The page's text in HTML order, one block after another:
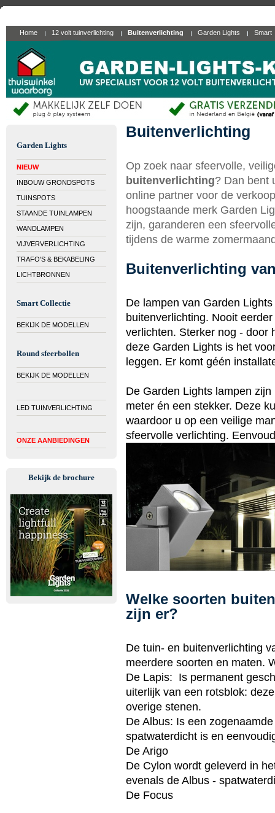
Home 12 volt tuinverlichting Buitenverlichting Garden Lights Smart
Garden Lights
NIEUW
INBOUW GRONDSPOTS
TUINSPOTS
STAANDE TUINLAMPEN
WANDLAMPEN
VIJVERVERLICHTING
TRAFO'S & BEKABELING
LICHTBRONNEN
Smart Collectie
BEKIJK DE MODELLEN
Round sfeerbollen
BEKIJK DE MODELLEN
LED TUINVERLICHTING
ONZE AANBIEDINGEN
Bekijk de brochure
Buitenverlichting
Op zoek naar sfeervolle,
buitenverlichting? Dan bent
online partner voor de
hoogstaande merk Garden
zijn, garanderen een
tijdens de warme
Buitenverlichting
De lampen van Garden
buitenverlichting. Nooit
verlichten. Sterker nog - door
deze Garden Lights is het
leggen. Er komt géén
De Garden Lights lampen
meter én een stekker. Deze
waardoor u op een veilige
sfeervolle verlichting.
Welke soorten
zijn er?
De tuin- en buitenverlichting
meerdere soorten en maten.
De Lapis: Is permanent
uiterlijk van een rotsblok:
overige stenen.
De Albus: Is een
spatwaterdicht is en
De Arigo
De Cylon wordt geleverd in
evenals de Albus -
De Focus